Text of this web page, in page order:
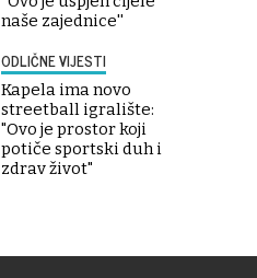
naše zajednice''
ODLIČNE VIJESTI
Kapela ima novo
streetball igralište:
"Ovo je prostor koji
potiče sportski duh i
zdrav život"